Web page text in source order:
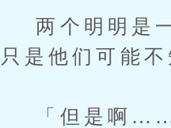
两个明明是一
只是他们可能
「但是啊……